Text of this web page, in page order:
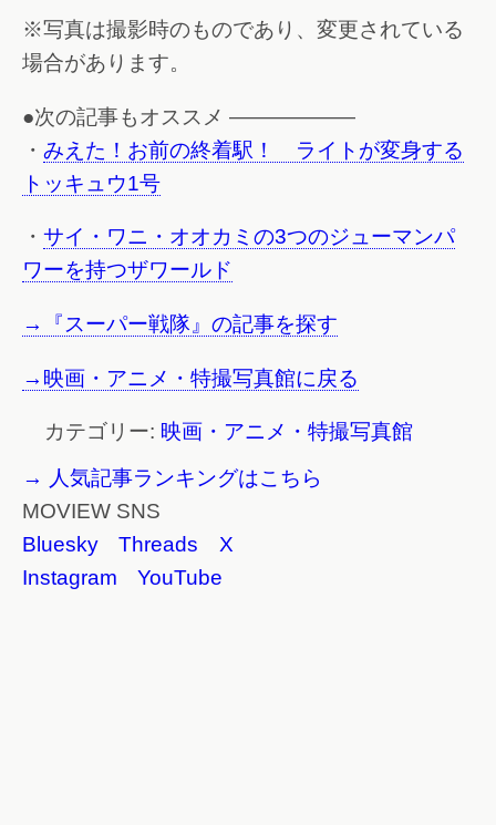
※写真は撮影時のものであり、変更されている
場合があります。
●次の記事もオススメ ——————
・ みえた！お前の終着駅！ ライトが変身する
トッキュウ1号
・ サイ・ワニ・オオカミの3つのジューマンパ
ワーを持つザワールド
→『スーパー戦隊』の記事を探す
→映画・アニメ・特撮写真館に戻る
カテゴリー: 映画・アニメ・特撮写真館
→ 人気記事ランキングはこちら
MOVIEW SNS
Bluesky
Threads
X
Instagram
YouTube